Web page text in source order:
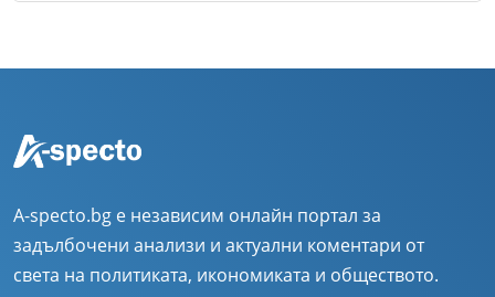
A-specto.bg е независим онлайн портал за
задълбочени анализи и актуални коментари от
света на политиката, икономиката и обществото.